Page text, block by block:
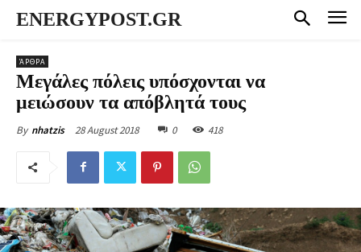
ENERGYPOST.GR
ΆΡΘΡΑ
Μεγάλες πόλεις υπόσχονται να
μειώσουν τα απόβλητά τους
By nhatzis 28 August 2018 0 418